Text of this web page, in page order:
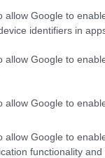
allow Google to
identifiers in
allow Google to
allow Google to
allow Google to
functionality
για την
ο Αμερικανός
στην
μέχρι
ελπίδα ότι
πρόσθεσε